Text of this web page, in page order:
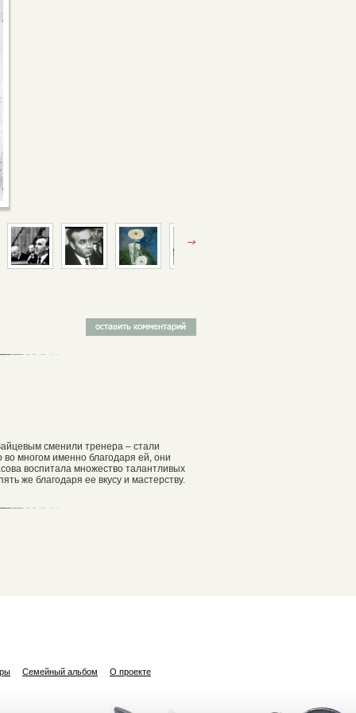
сменили тренера – стали
во многом именно благодаря ей, они
воспитала множество талантливых
же благодаря ее вкусу и мастерству.
Семейный альбом О проекте